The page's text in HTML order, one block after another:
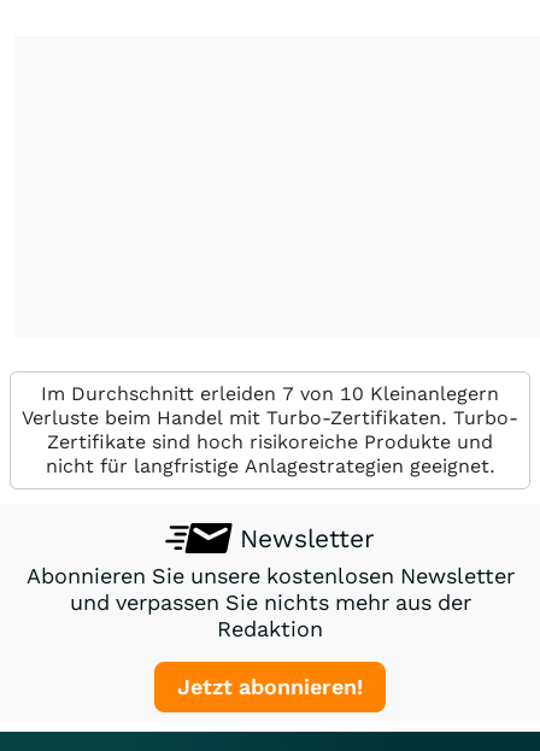
Im Durchschnitt erleiden 7 von 10 Kleinanlegern
Verluste beim Handel mit Turbo-Zertifikaten. Turbo-
Zertifikate sind hoch risikoreiche Produkte und
nicht für langfristige Anlagestrategien geeignet.
Newsletter
Abonnieren Sie unsere kostenlosen Newsletter
und verpassen Sie nichts mehr aus der
Redaktion
Jetzt abonnieren!